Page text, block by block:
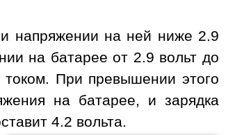
напряжении на ней ниже 2.9
на батарее от 2.9 вольт до
током. При превышении этого
на батарее, и зарядка
4.2 вольта.